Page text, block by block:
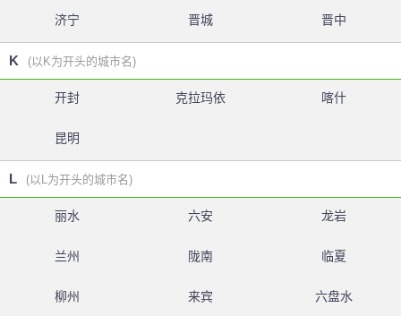
济宁 晋城 晋中
K (以K为开头的城市名)
开封 克拉玛依 喀什
昆明
L (以L为开头的城市名)
丽水 六安 龙岩
兰州 陇南 临夏
柳州 来宾 六盘水